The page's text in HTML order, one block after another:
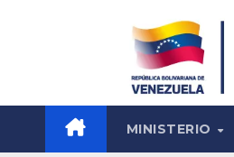
MINISTERIO